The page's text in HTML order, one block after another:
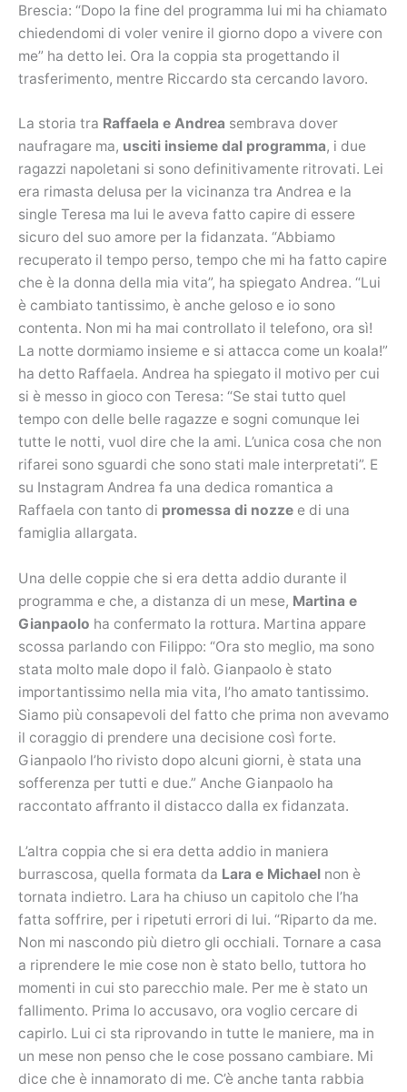
Brescia: “Dopo la fine del programma lui mi ha chiamato
chiedendomi di voler venire il giorno dopo a vivere con
me” ha detto lei. Ora la coppia sta progettando il
trasferimento, mentre Riccardo sta cercando lavoro.
La storia tra Raffaela e Andrea sembrava dover
naufragare ma, usciti insieme dal programma, i due
ragazzi napoletani si sono definitivamente ritrovati. Lei
era rimasta delusa per la vicinanza tra Andrea e la
single Teresa ma lui le aveva fatto capire di essere
sicuro del suo amore per la fidanzata. “Abbiamo
recuperato il tempo perso, tempo che mi ha fatto capire
che è la donna della mia vita”, ha spiegato Andrea. “Lui
è cambiato tantissimo, è anche geloso e io sono
contenta. Non mi ha mai controllato il telefono, ora sì!
La notte dormiamo insieme e si attacca come un koala!”
ha detto Raffaela. Andrea ha spiegato il motivo per cui
si è messo in gioco con Teresa: “Se stai tutto quel
tempo con delle belle ragazze e sogni comunque lei
tutte le notti, vuol dire che la ami. L’unica cosa che non
rifarei sono sguardi che sono stati male interpretati”. E
su Instagram Andrea fa una dedica romantica a
Raffaela con tanto di promessa di nozze e di una
famiglia allargata.
Una delle coppie che si era detta addio durante il
programma e che, a distanza di un mese, Martina e
Gianpaolo ha confermato la rottura. Martina appare
scossa parlando con Filippo: “Ora sto meglio, ma sono
stata molto male dopo il falò. Gianpaolo è stato
importantissimo nella mia vita, l’ho amato tantissimo.
Siamo più consapevoli del fatto che prima non avevamo
il coraggio di prendere una decisione così forte.
Gianpaolo l’ho rivisto dopo alcuni giorni, è stata una
sofferenza per tutti e due.” Anche Gianpaolo ha
raccontato affranto il distacco dalla ex fidanzata.
L’altra coppia che si era detta addio in maniera
burrascosa, quella formata da Lara e Michael non è
tornata indietro. Lara ha chiuso un capitolo che l’ha
fatta soffrire, per i ripetuti errori di lui. “Riparto da me.
Non mi nascondo più dietro gli occhiali. Tornare a casa
a riprendere le mie cose non è stato bello, tuttora ho
momenti in cui sto parecchio male. Per me è stato un
fallimento. Prima lo accusavo, ora voglio cercare di
capirlo. Lui ci sta riprovando in tutte le maniere, ma in
un mese non penso che le cose possano cambiare. Mi
dice che è innamorato di me. C’è anche tanta rabbia